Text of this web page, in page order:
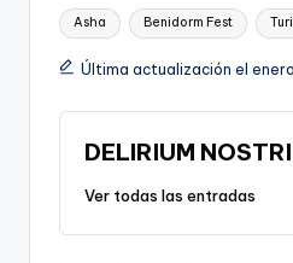
Etiquetas:
Asha Benidorm Fest
Última actualización el
DELIRIUM NOSTRI
Ver todas las entradas